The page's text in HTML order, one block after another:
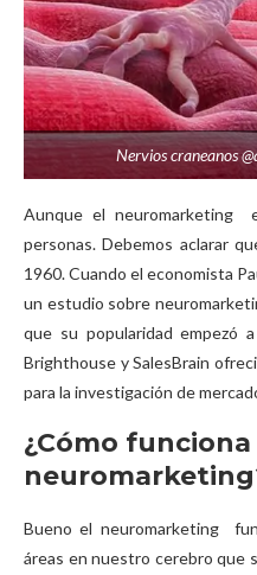
Nervios craneanos
Aunque el neuromarketing
personas. Debemos aclarar
1960. Cuando el economista
un estudio sobre
que su popularidad empezó
Brighthouse y SalesBrain
para la investigación de
¿Cómo funciona
Bueno el neuromarketing
áreas en nuestro cerebro que